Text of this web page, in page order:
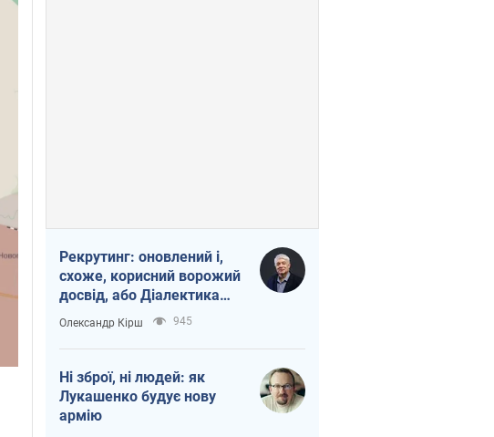
Рекрутинг: оновлений і,
схоже, корисний ворожий
досвід, або Діалектика
вибагливого боягузтва
Олександр Кірш 945
Ні зброї, ні людей: як
Лукашенко будує нову
армію